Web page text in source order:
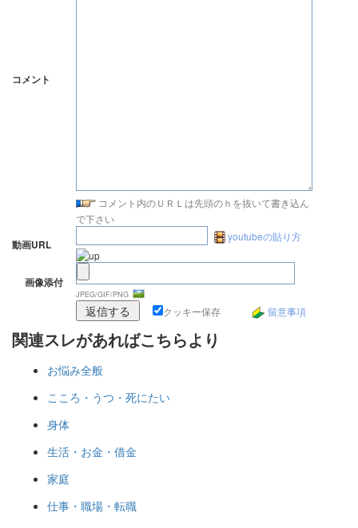
コメント
コメント内のＵＲＬは先頭のｈを抜いて書き込ん
で下さい
動画URL
youtubeの貼り方
画像添付
JPEG/GIF/PNG
クッキー保存 留意事項
関連スレがあればこちらより
お悩み全般
こころ・うつ・死にたい
身体
生活・お金・借金
家庭
仕事・職場・転職